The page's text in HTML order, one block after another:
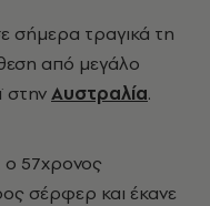
σήμερα τραγικά τη
από μεγάλο
στηνΑυστραλία.
57χρονος
σέρφερ και έκανε